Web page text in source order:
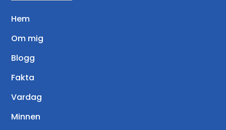
Hem
Om mig
Blogg
Fakta
Vardag
Minnen